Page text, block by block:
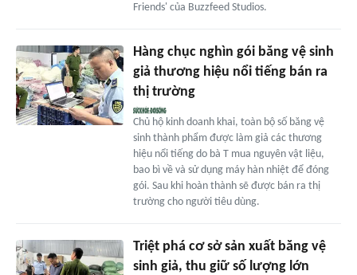
Friends' của Buzzfeed Studios.
Hàng chục nghìn gói băng vệ sinh
giả thương hiệu nổi tiếng bán ra
thị trường
Chủ hộ kinh doanh khai, toàn bộ số băng vệ
sinh thành phẩm được làm giả các thương
hiệu nổi tiếng do bà T mua nguyên vật liệu,
bao bì về và sử dụng máy hàn nhiệt để đóng
gói. Sau khi hoàn thành sẽ được bán ra thị
trường cho người tiêu dùng.
Triệt phá cơ sở sản xuất băng vệ
sinh giả, thu giữ số lượng lớn